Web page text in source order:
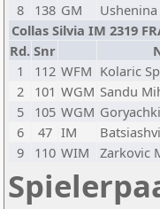
8
138 GM Ushenina
Collas Silvia IM 2319
Rd. Snr
1
112 WFM Kolaric
2
101 WGM Sandu
5
105 WGM
6
47 IM
9
110 WIM Zarkovic